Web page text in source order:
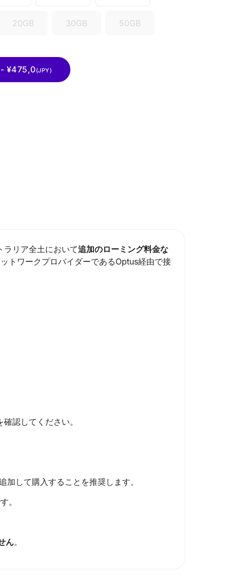
20GB 30GB 50GB
- ¥475,0(JPY)
リア全土において追加のローミング料金な
トワークプロバイダーであるOptus経由で接
認してください。
加して購入することを推奨します。
。
ん。